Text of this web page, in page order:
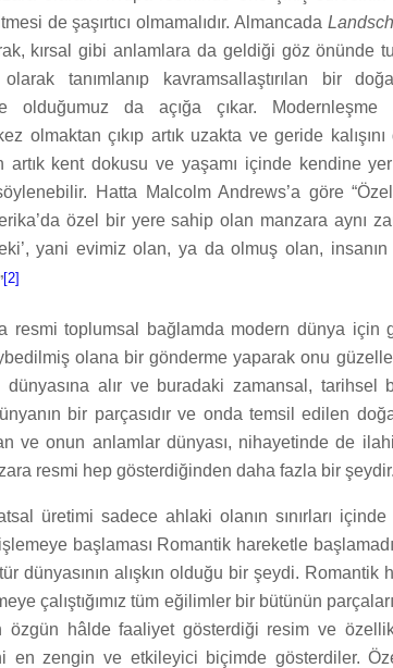
de şaşırtıcı olmamalıdır. Almancada
kırsal gibi anlamlara da geldiği göz önünde
tanımlanıp kavramsallaştırılan bir doğa
olduğumuz da açığa çıkar. Modernleşme
olmaktan çıkıp artık uzakta ve geride
artık kent dokusu ve yaşamı içinde kendine
Hatta Malcolm Andrews’a göre
özel bir yere sahip olan manzara aynı
yani evimiz olan, ya da olmuş olan,
[2]
resmi toplumsal bağlamda modern dünya için
olana bir gönderme yaparak onu
alır ve buradaki zamansal, tarihsel
bir parçasıdır ve onda temsil edilen
ve onun anlamlar dünyası, nihayetinde de
resmi hep gösterdiğinden daha fazla bir şeydir.
üretimi sadece ahlaki olanın sınırları içinde
işlemeye başlaması Romantik hareketle
dünyasının alışkın olduğu bir şeydi. Romantik
çalıştığımız tüm eğilimler bir bütünün
özgün hâlde faaliyet gösterdiği resim ve
en zengin ve etkileyici biçimde gösterdiler.